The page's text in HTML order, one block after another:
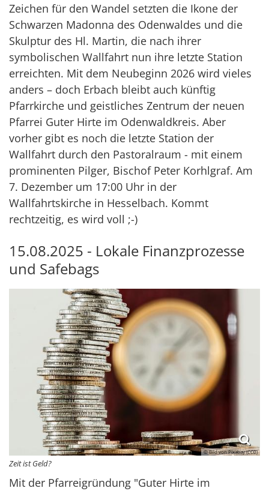
Zeichen für den Wandel setzten die Ikone der
Schwarzen Madonna des Odenwaldes und die
Skulptur des Hl. Martin, die nach ihrer
symbolischen Wallfahrt nun ihre letzte Station
erreichten. Mit dem Neubeginn 2026 wird vieles
anders – doch Erbach bleibt auch künftig
Pfarrkirche und geistliches Zentrum der neuen
Pfarrei Guter Hirte im Odenwaldkreis. Aber
vorher gibt es noch die letzte Station der
Wallfahrt durch den Pastoralraum - mit einem
prominenten Pilger, Bischof Peter Korhlgraf. Am
7. Dezember um 17:00 Uhr in der
Wallfahrtskirche in Hesselbach. Kommt
rechtzeitig, es wird voll ;-)
15.08.2025 - Lokale Finanzprozesse
und Safebags
© Bild von Pixabay (CC0)
Zeit ist Geld?
Mit der Pfarreigründung "Guter Hirte im